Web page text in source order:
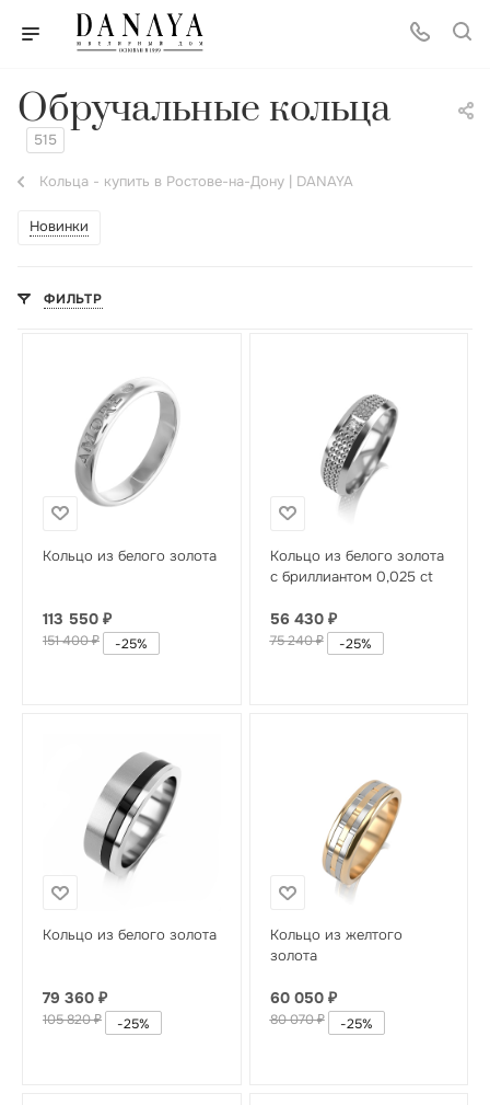
Обручальные кольца
515
Кольца - купить в Ростове-на-Дону | DANAYA
Новинки
ФИЛЬТР
Кольцо из белого золота
113 550 ₽
151 400₽ -25%
Кольцо из белого золота
с бриллиантом 0,025 ct
56 430₽
75 240₽ -25%
Кольцо из белого золота
79 360 ₽
105 820₽ -25%
Кольцо из желтого
золота
60 050₽
80 070₽ -25%